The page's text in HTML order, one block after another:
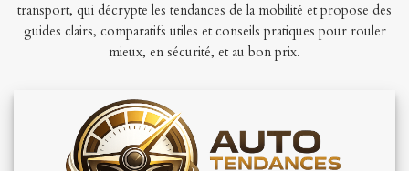
transport, qui décrypte les tendances de la mobilité et propose des
guides clairs, comparatifs utiles et conseils pratiques pour rouler
mieux, en sécurité, et au bon prix.